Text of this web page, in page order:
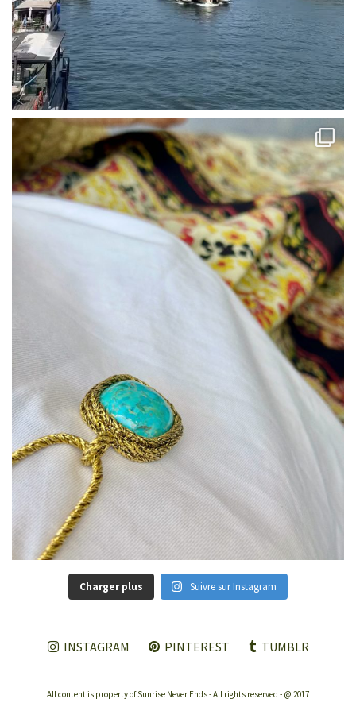
Charger plus Suivre sur Instagram
INSTAGRAM PINTEREST TUMBLR
All content is property of Sunrise Never Ends - All rights reserved - @ 2017